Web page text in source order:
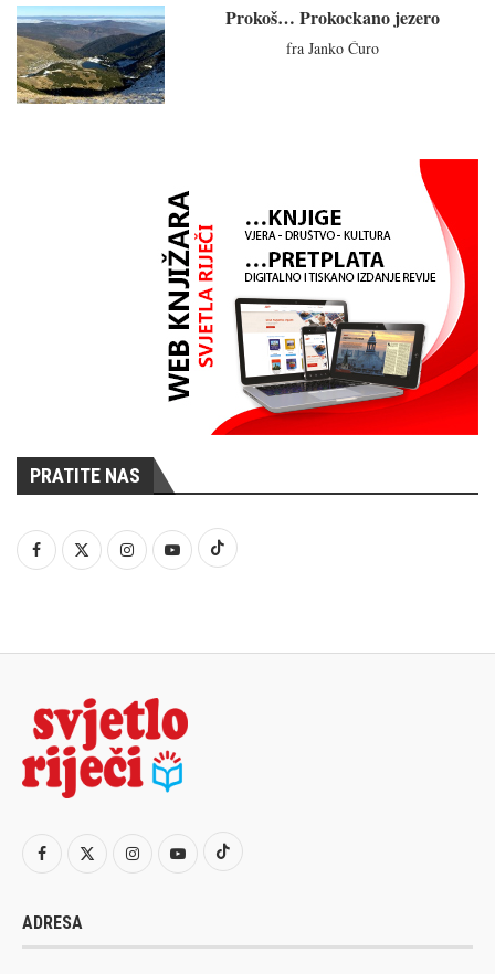
Prokoš… Prokockano jezero
fra Janko Ćuro
PRATITE NAS
ADRESA